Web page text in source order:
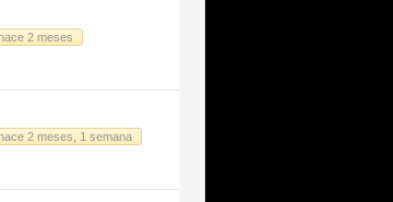
2 meses
2 meses, 1 semana